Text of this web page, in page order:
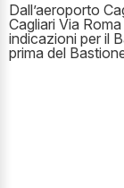
Dall’aeroporto
Cagliari Via
indicazioni per il
prima del